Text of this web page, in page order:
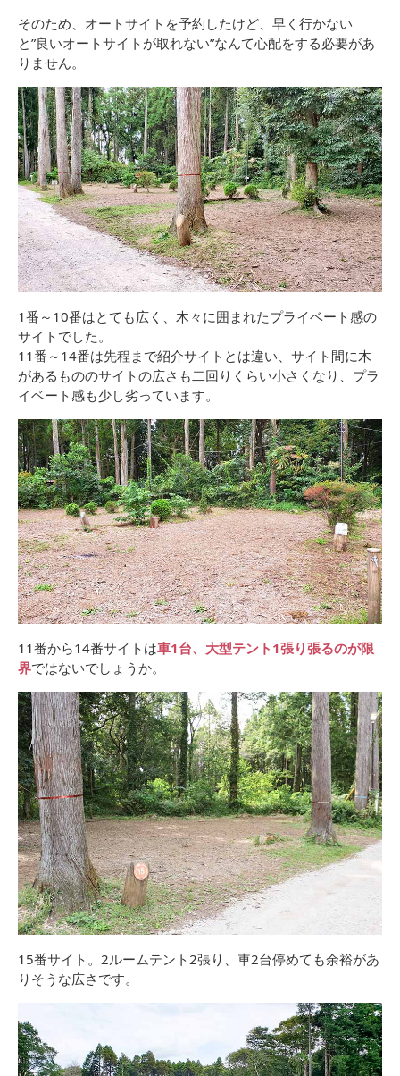
そのため、オートサイトを予約したけど、早く行かない
と”良いオートサイトが取れない”なんて心配をする必要があ
りません。
1番～10番はとても広く、木々に囲まれたプライベート感の
サイトでした。
11番～14番は先程まで紹介サイトとは違い、サイト間に木
があるもののサイトの広さも二回りくらい小さくなり、プラ
イベート感も少し劣っています。
11番から14番サイトは車1台、大型テント1張り張るのが限
界ではないでしょうか。
15番サイト。2ルームテント2張り、車2台停めても余裕があ
りそうな広さです。